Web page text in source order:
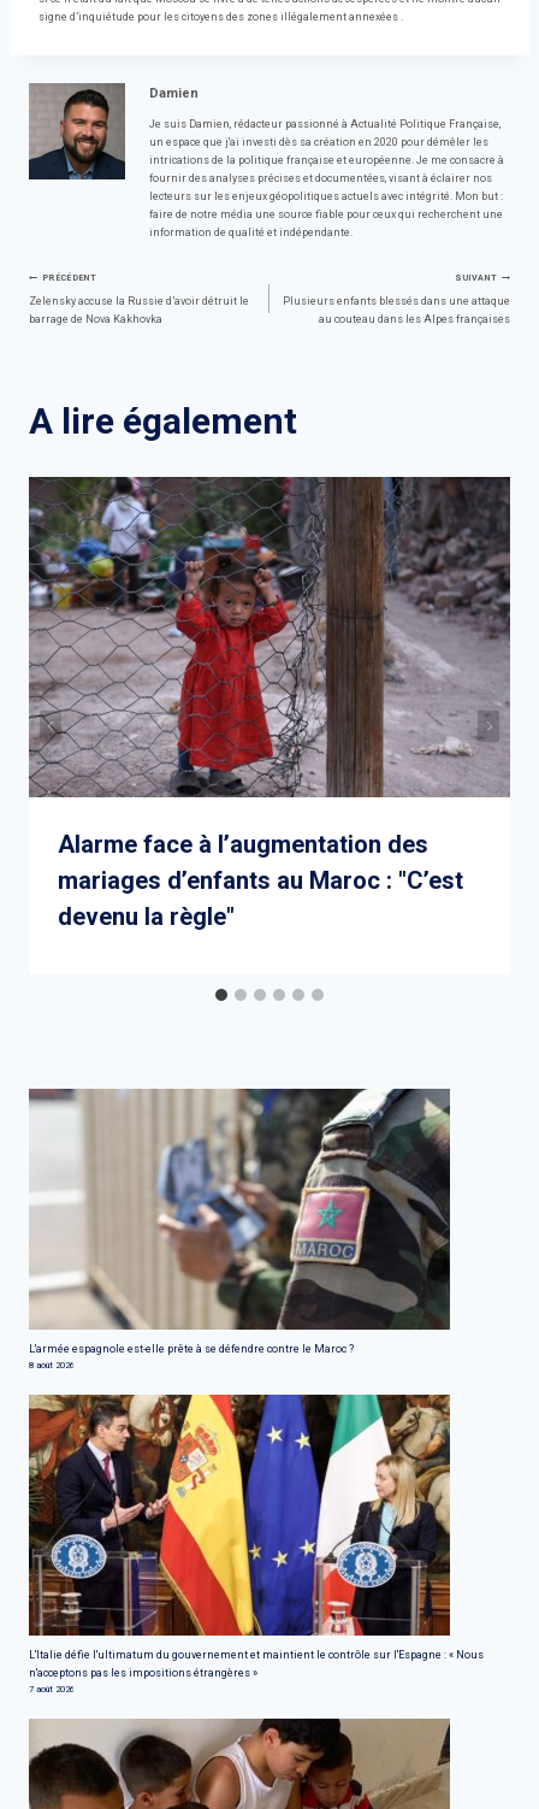
signe d’inquiétude pour les citoyens des zones illégalement annexées .
Damien
Je suis Damien, rédacteur passionné à Actualité Politique Française,
un espace que j'ai investi dès sa création en 2020 pour démêler les
intrications de la politique française et européenne. Je me consacre à
fournir des analyses précises et documentées, visant à éclairer nos
lecteurs sur les enjeux géopolitiques actuels avec intégrité. Mon but :
faire de notre média une source fiable pour ceux qui recherchent une
information de qualité et indépendante.
Navigation
PRÉCÉDENT
Zelensky accuse la Russie d’avoir détruit le
barrage de Nova Kakhovka
SUIVANT
Plusieurs enfants blessés dans une attaque
au couteau dans les Alpes françaises
A lire également
Alarme face à l’augmentation des
mariages d’enfants au Maroc : "C’est
devenu la règle"
L'armée espagnole est-elle prête à se défendre contre le Maroc ?
8 août 2026
L'Italie défie l'ultimatum du gouvernement et maintient le contrôle sur l'Espagne : « Nous
n'acceptons pas les impositions étrangères »
7 août 2026